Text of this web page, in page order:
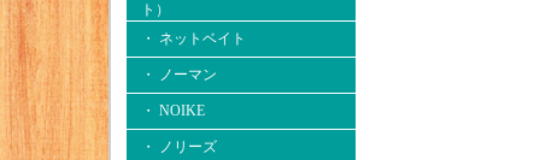
ト）
・ ネットベイト
・ ノーマン
・ NOIKE
・ ノリーズ